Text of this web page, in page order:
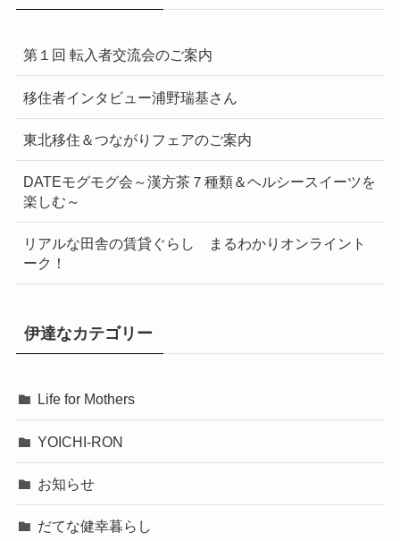
第１回 転入者交流会のご案内
移住者インタビュー浦野瑞基さん
東北移住＆つながりフェアのご案内
DATEモグモグ会～漢方茶７種類＆ヘルシースイーツを
楽しむ～
リアルな田舎の賃貸ぐらし まるわかりオンライント
ーク！
伊達なカテゴリー
Life for Mothers
YOICHI-RON
お知らせ
だてな健幸暮らし